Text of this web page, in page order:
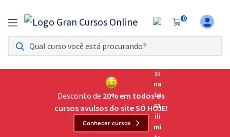
0
Assinatura Ilimitada 11
Acesso a todos os cursos. Teste grátis por 7 dias!
Assinatura OAB Até Passar
Acesso ilimitado a toda preparação para o Exame da
Desconto de 20% em todos os
cursos avulsos do site SÓ HOJE!
Conhecer cursos